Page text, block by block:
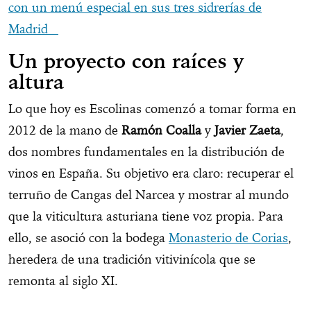
con un menú especial en sus tres sidrerías de
Madrid
Un proyecto con raíces y
altura
Lo que hoy es Escolinas comenzó a tomar forma en
2012 de la mano de Ramón Coallay Javier Zaeta,
dos nombres fundamentales en la distribución de
vinos en España. Su objetivo era claro: recuperar el
terruño de Cangas del Narcea y mostrar al mundo
que la viticultura asturiana tiene voz propia. Para
ello, se asoció con la bodega Monasterio de Corias,
heredera de una tradición vitivinícola que se
remonta al siglo XI.